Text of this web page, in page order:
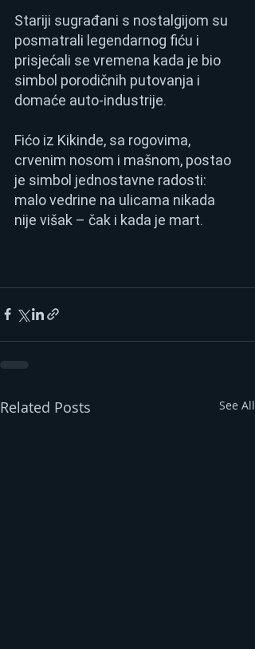
Stariji sugrađani s nostalgijom su
posmatrali legendarnog fiću i
prisjećali se vremena kada je bio
simbol porodičnih putovanja i
domaće auto-industrije.
Fićo iz Kikinde, sa rogovima,
crvenim nosom i mašnom, postao
je simbol jednostavne radosti:
malo vedrine na ulicama nikada
nije višak – čak i kada je mart.
Related Posts See All